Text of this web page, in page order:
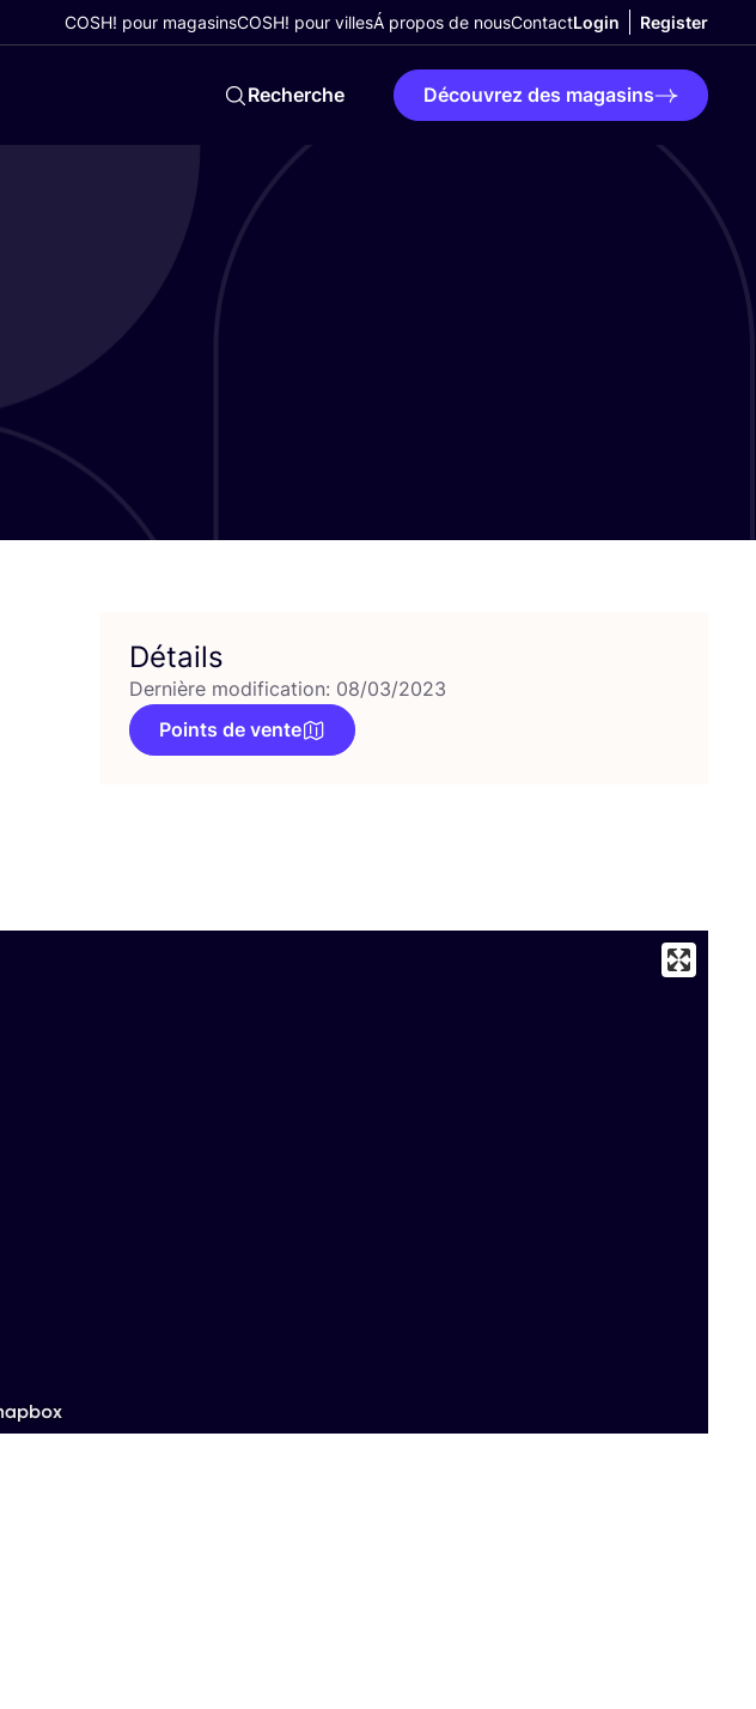
COSH! pour magasinsCOSH! pour villesÁ propos de nousContactLogin Register
Recherche Découvrez des magasins
Détails
Dernière modification: 08/03/2023
Points de vente